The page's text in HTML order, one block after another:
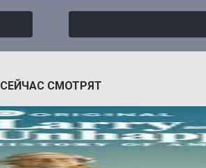
СЕЙЧАС СМОТРЯТ